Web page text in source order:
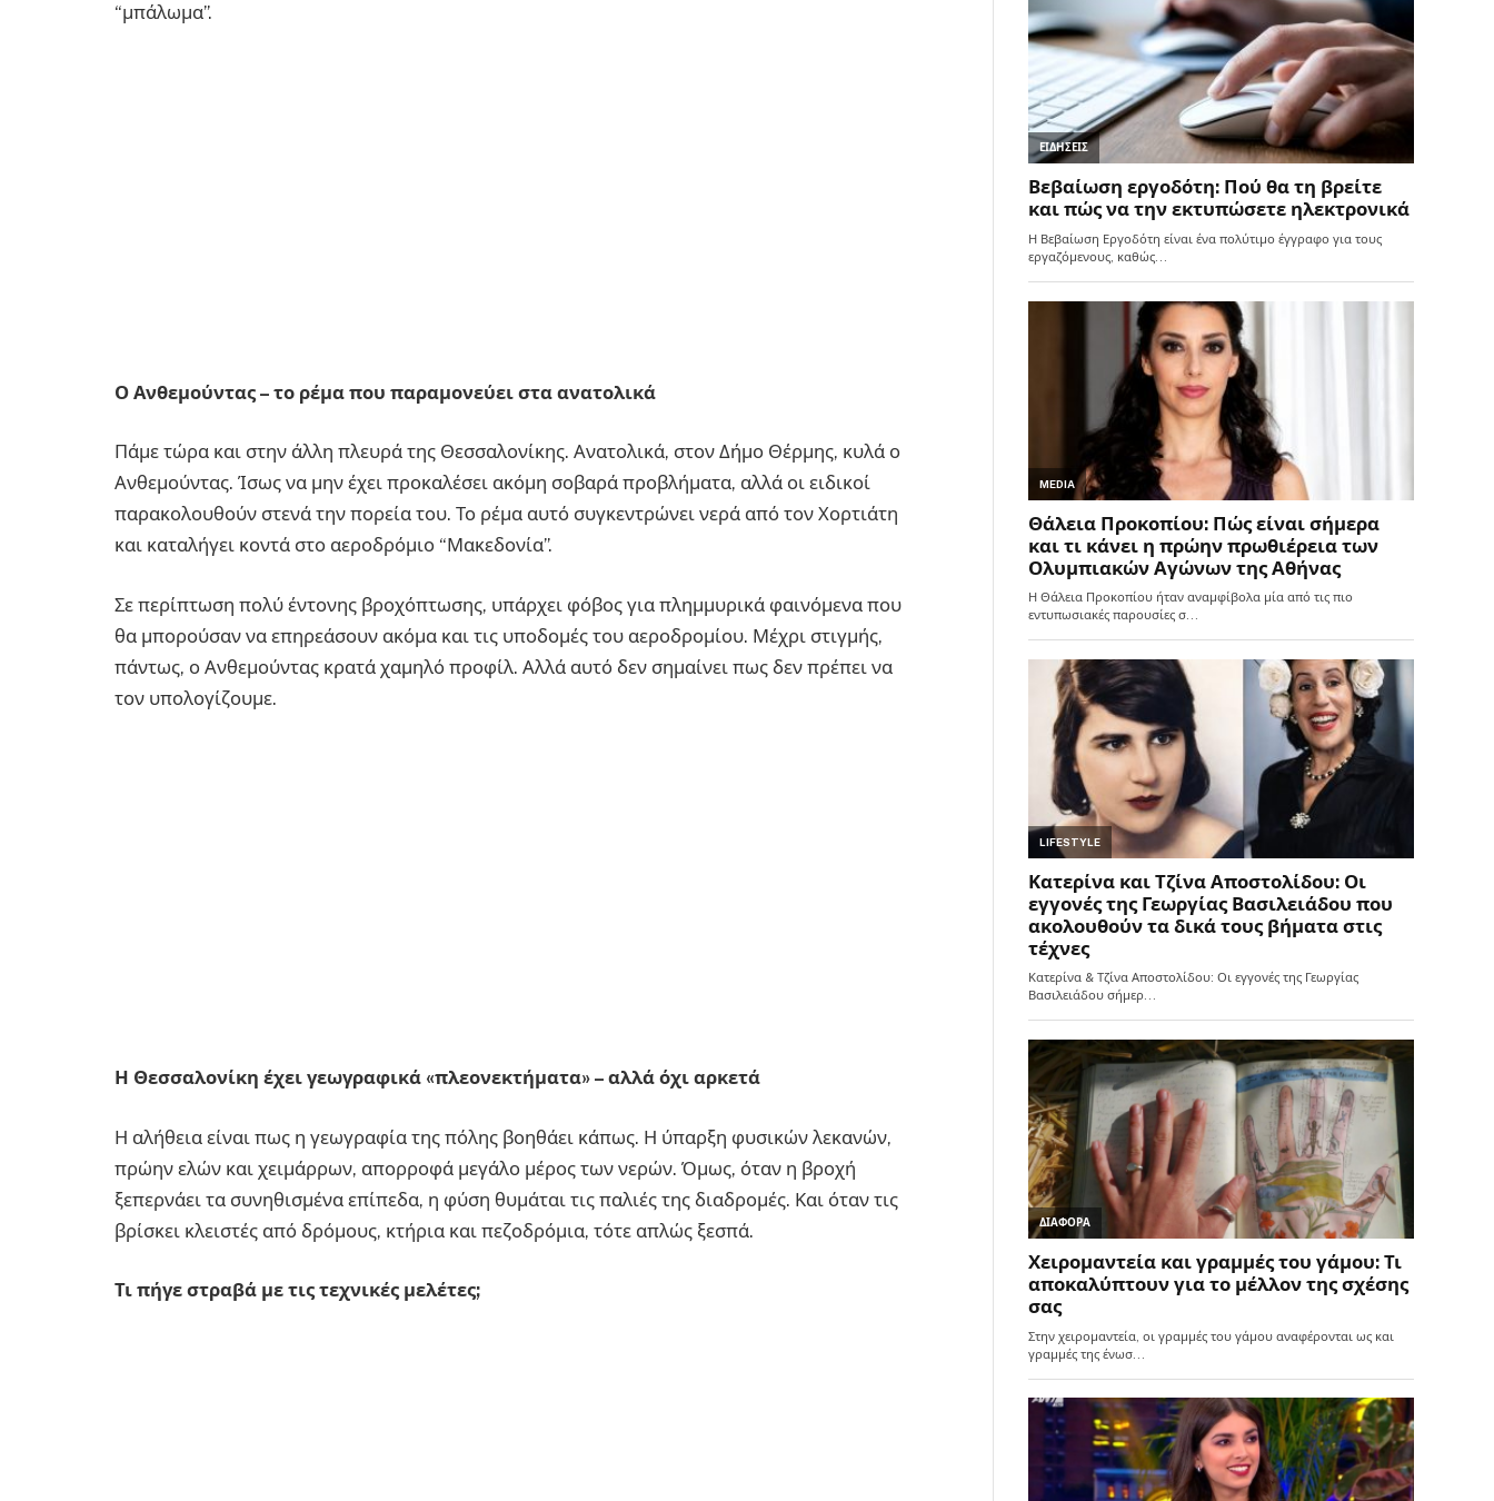
“μπάλωμα”.
Ο Ανθεμούντας – το ρέμα που παραμονεύει στα ανατολικά
Πάμε τώρα και στην άλλη πλευρά της Θεσσαλονίκης. Ανατολικά, στον Δήμο Θέρμης, κυλά ο
Ανθεμούντας. Ίσως να μην έχει προκαλέσει ακόμη σοβαρά προβλήματα, αλλά οι ειδικοί
παρακολουθούν στενά την πορεία του. Το ρέμα αυτό συγκεντρώνει νερά από τον Χορτιάτη
και καταλήγει κοντά στο αεροδρόμιο “Μακεδονία”.
Σε περίπτωση πολύ έντονης βροχόπτωσης, υπάρχει φόβος για πλημμυρικά φαινόμενα που
θα μπορούσαν να επηρεάσουν ακόμα και τις υποδομές του αεροδρομίου. Μέχρι στιγμής,
πάντως, ο Ανθεμούντας κρατά χαμηλό προφίλ. Αλλά αυτό δεν σημαίνει πως δεν πρέπει να
τον υπολογίζουμε.
Η Θεσσαλονίκη έχει γεωγραφικά «πλεονεκτήματα» – αλλά όχι αρκετά
Η αλήθεια είναι πως η γεωγραφία της πόλης βοηθάει κάπως. Η ύπαρξη φυσικών λεκανών,
πρώην ελών και χειμάρρων, απορροφά μεγάλο μέρος των νερών. Όμως, όταν η βροχή
ξεπερνάει τα συνηθισμένα επίπεδα, η φύση θυμάται τις παλιές της διαδρομές. Και όταν τις
βρίσκει κλειστές από δρόμους, κτήρια και πεζοδρόμια, τότε απλώς ξεσπά.
Τι πήγε στραβά με τις τεχνικές μελέτες;